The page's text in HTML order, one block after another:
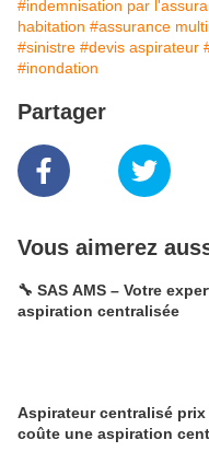
#indemnisation par
habitation #assurance
#sinistre #devis aspirateur
#inondation
Partager
Vous aimerez
🔧 SAS AMS – Votre
aspiration centralisée
Aspirateur centralisé
coûte une aspiration